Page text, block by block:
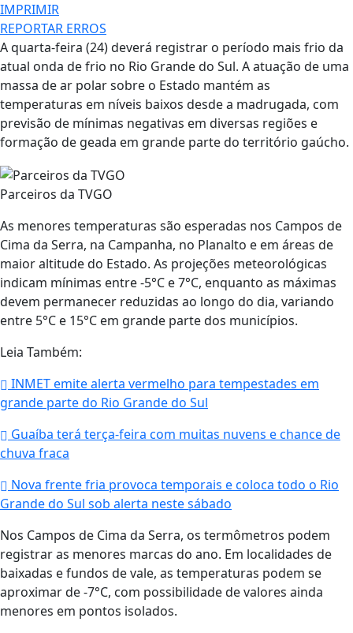
IMPRIMIR
REPORTAR ERROS
A quarta-feira (24) deverá registrar o período mais frio da
atual onda de frio no Rio Grande do Sul. A atuação de uma
massa de ar polar sobre o Estado mantém as
temperaturas em níveis baixos desde a madrugada, com
previsão de mínimas negativas em diversas regiões e
formação de geada em grande parte do território gaúcho.
Parceiros da TVGO
As menores temperaturas são esperadas nos Campos de
Cima da Serra, na Campanha, no Planalto e em áreas de
maior altitude do Estado. As projeções meteorológicas
indicam mínimas entre -5°C e 7°C, enquanto as máximas
devem permanecer reduzidas ao longo do dia, variando
entre 5°C e 15°C em grande parte dos municípios.
Leia Também:
INMET emite alerta vermelho para tempestades em
grande parte do Rio Grande do Sul
Guaíba terá terça-feira com muitas nuvens e chance de
chuva fraca
Nova frente fria provoca temporais e coloca todo o Rio
Grande do Sul sob alerta neste sábado
Nos Campos de Cima da Serra, os termômetros podem
registrar as menores marcas do ano. Em localidades de
baixadas e fundos de vale, as temperaturas podem se
aproximar de -7°C, com possibilidade de valores ainda
menores em pontos isolados.